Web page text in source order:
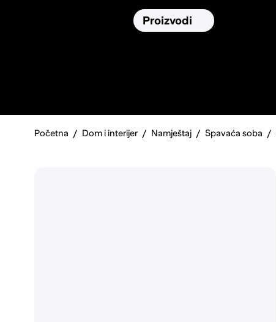
Proizvodi
Početna Dom i interijer Namještaj Spavaća soba